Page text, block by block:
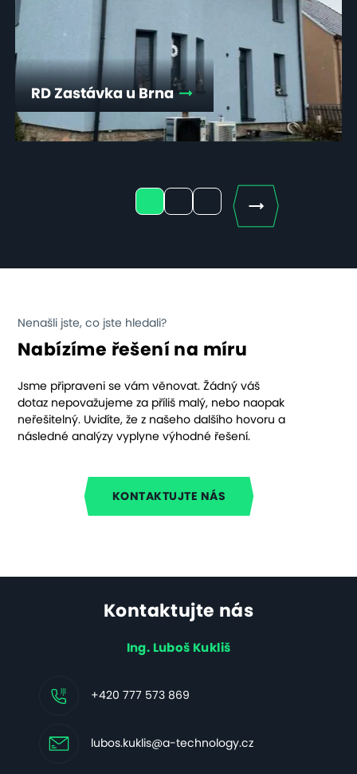
RD Zastávka u Brna
Next
Nenašli jste, co jste hledali?
Nabízíme řešení na míru
Jsme připraveni se vám věnovat. Žádný váš
dotaz nepovažujeme za příliš malý, nebo naopak
neřešitelný. Uvidíte, že z našeho dalšího hovoru a
následné analýzy vyplyne výhodné řešení.
KONTAKTUJTE NÁS
Kontaktujte nás
Ing. Luboš Kukliš
+420 777 573 869
lubos.kuklis@a-technology.cz